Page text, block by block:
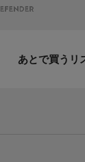
あとで買うリ